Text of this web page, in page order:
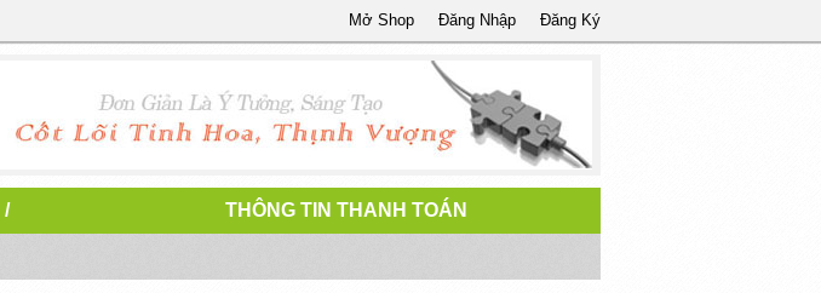
Đăng Ký
Đăng Nhập
Mở Shop
/ THÔNG TIN THANH TOÁN